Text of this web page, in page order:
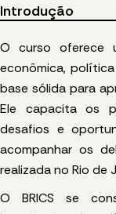
Introdução
O curso oferece
econômica,
base sólida para
Ele capacita os
desafios e
acompanhar os
realizada no Rio de
O BRICS se